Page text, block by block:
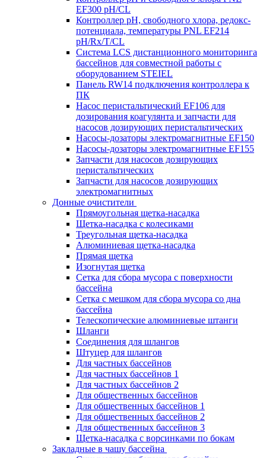
EF300 pH/CL
Контроллер рН, свободного хлора, редокс-
потенциала, температуры PNL EF214
pH/Rx/T/CL
Система LCS дистанционного мониторинга
бассейнов для совместной работы с
оборудованием STEIEL
Панель RW14 подключения контроллера к
ПК
Насос перистальтический EF106 для
дозирования коагулянта и запчасти для
насосов дозирующих перистальтических
Насосы-дозаторы электромагнитные EF150
Насосы-дозаторы электромагнитные EF155
Запчасти для насосов дозирующих
перистальтических
Запчасти для насосов дозирующих
электромагнитных
Донные очистители
Прямоугольная щетка-насадка
Щетка-насадка с колесиками
Треугольная щетка-насадка
Алюминиевая щетка-насадка
Прямая щетка
Изогнутая щетка
Сетка для сбора мусора с поверхности
бассейна
Сетка с мешком для сбора мусора со дна
бассейна
Телескопические алюминиевые штанги
Шланги
Соединения для шлангов
Штуцер для шлангов
Для частных бассейнов
Для частных бассейнов 1
Для частных бассейнов 2
Для общественных бассейнов
Для общественных бассейнов 1
Для общественных бассейнов 2
Для общественных бассейнов 3
Щетка-насадка с ворсинками по бокам
Закладные в чашу бассейна